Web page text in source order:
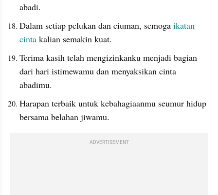
abadi.
Dalam setiap pelukan dan ciuman, semoga ikatan
cinta kalian semakin kuat.
Terima kasih telah mengizinkanku menjadi bagian
dari hari istimewamu dan menyaksikan cinta
abadimu.
Harapan terbaik untuk kebahagiaanmu seumur hidup
bersama belahan jiwamu.
ADVERTISEMENT